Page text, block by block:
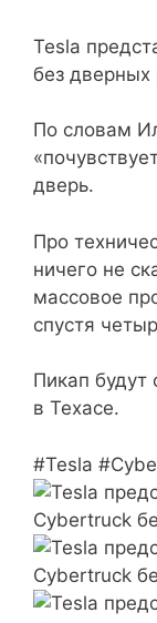
Tesla
без дверных
По словам
дверь.
Про
ничего не
массовое
спустя
Пикап будут
в Техасе.
#Tesla